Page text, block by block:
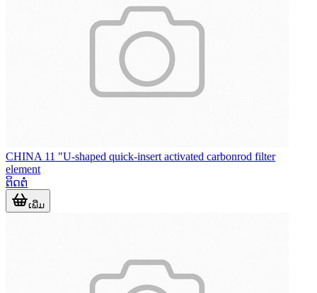
CHINA 11 "U-shaped quick-insert activated carbonrod filter
element
ຕິດຕໍ່
ເພີ່ມ